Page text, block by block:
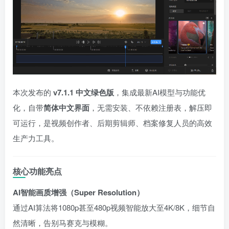
本次发布的 v7.1.1 中文绿色版 ，集成最新AI模型与功能优
化，自带简体中文界面 ，无需安装、不依赖注册表，解压即
可运行，是视频创作者、后期剪辑师、档案修复人员的高效
生产力工具。
核心功能亮点
AI智能画质增强（Super Resolution）
通过AI算法将1080p甚至480p视频智能放大至4K/8K，细节自
然清晰，告别马赛克与模糊。